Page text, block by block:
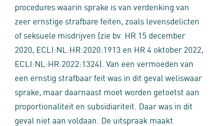
procedures waarin sprake is van verdenking van
zeer ernstige strafbare feiten, zoals levensdelicten
of seksuele misdrijven (zie bv. HR 15 december
2020, ECLI:NL:HR:2020:1913 en HR 4 oktober 2022,
ECLI:NL:HR:2022:1324). Van een vermoeden van
een ernstig strafbaar feit was in dit geval weliswaar
sprake, maar daarnaast moet worden getoetst aan
proportionaliteit en subsidiariteit. Daar was in dit
geval niet aan voldaan. De uitspraak maakt